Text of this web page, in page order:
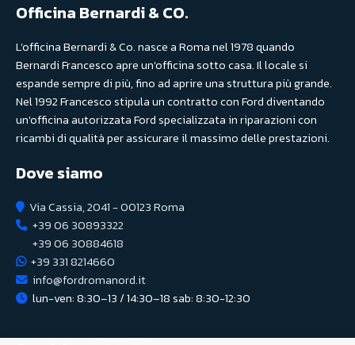
Officina Bernardi & CO.
L'officina Bernardi & Co. nasce a Roma nel 1978 quando
Bernardi Francesco apre un'officina sotto casa. Il locale si
espande sempre di più, fino ad aprire una struttura più grande.
Nel 1992 Francesco stipula un contratto con Ford diventando
un'officina autorizzata Ford specializzata in riparazioni con
ricambi di qualità per assicurare il massimo delle prestazioni.
Dove siamo
Via Cassia, 2041 - 00123 Roma
+39 06 30893322
+39 06 30884618
+39 331 8214660
info@fordromanord.it
lun-ven: 8:30–13 / 14:30–18 sab: 8:30-12:30